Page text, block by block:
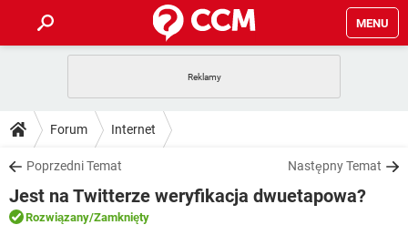
MENU
GRY
SPOTIFY
INSTAGRAM FACEBOOK
WINDOWS 10
PORADY
PlayStation
SPOTIFY
DO POBRANIA
ANDROID TIKTOK
GRY
FORUM
Forum Internet
Poprzedni Temat Następny Temat
Jest na Twitterze weryfikacja dwuetapowa?
Rozwiązany/Zamknięty